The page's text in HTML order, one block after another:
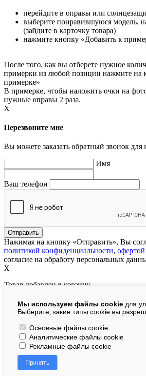
Мы используем файлы cookie для
Выберите, какие типы cookie вы
Основные файлы cookie
Аналитические файлы cookie
Рекламные файлы cookie
Принять
перейдите в оправы или
выберите понравившуюся модель,
(зайдите в карточку товара)
нажмите кнопку «Добавить к
После того, как вы отберете нужное
примерки из любой позиции нажмите на
примерке»
В примерке, чтобы наложить очки на
нужные оправы 2 раза.
X
Перезвоните мне
Вы можете заказать обратный звонок для
Имя
Ваш телефон
Нажимая на кнопку «Отправить», Вы
политикой конфиденциальности, офертой
согласие на обработу персональных
X
Товар добавлен в корзину
В корзине:шт.
На сумму:руб.
Перейти в корзину
Продолжить покупки